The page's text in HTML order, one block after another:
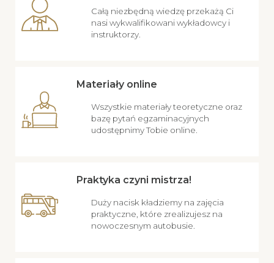
Całą niezbędną wiedzę przekażą Ci
nasi wykwalifikowani wykładowcy i
instruktorzy.
Materiały online
Wszystkie materiały teoretyczne oraz
bazę pytań egzaminacyjnych
udostępnimy Tobie online.
Praktyka czyni mistrza!
Duży nacisk kładziemy na zajęcia
praktyczne, które zrealizujesz na
nowoczesnym autobusie.